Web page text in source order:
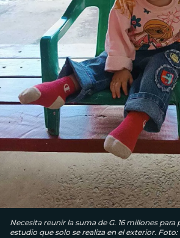
Necesita reunir la suma de G. 16 millones
estudio que solo se realiza en el exterior. Foto: